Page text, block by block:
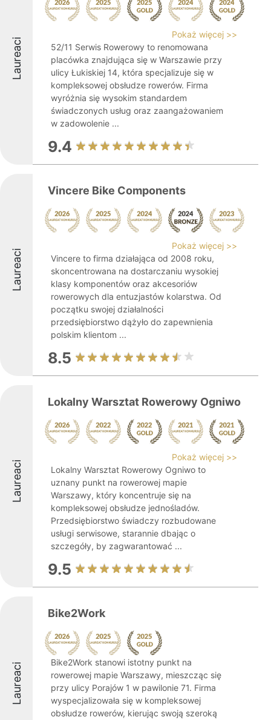
Laureaci
Pokaż więcej >>
52/11 Serwis Rowerowy to renomowana
placówka znajdująca się w Warszawie przy
ulicy Łukiskiej 14, która specjalizuje się w
kompleksowej obsłudze rowerów. Firma
wyróżnia się wysokim standardem
świadczonych usług oraz zaangażowaniem
w zadowolenie ...
9.4
Laureaci
Vincere Bike Components
Pokaż więcej >>
Vincere to firma działająca od 2008 roku,
skoncentrowana na dostarczaniu wysokiej
klasy komponentów oraz akcesoriów
rowerowych dla entuzjastów kolarstwa. Od
początku swojej działalności
przedsiębiorstwo dążyło do zapewnienia
polskim klientom ...
8.5
Laureaci
Lokalny Warsztat Rowerowy Ogniwo
Pokaż więcej >>
Lokalny Warsztat Rowerowy Ogniwo to
uznany punkt na rowerowej mapie
Warszawy, który koncentruje się na
kompleksowej obsłudze jednośladów.
Przedsiębiorstwo świadczy rozbudowane
usługi serwisowe, starannie dbając o
szczegóły, by zagwarantować ...
9.5
Laureaci
Bike2Work
Bike2Work stanowi istotny punkt na
rowerowej mapie Warszawy, mieszcząc się
przy ulicy Porajów 1 w pawilonie 71. Firma
wyspecjalizowała się w kompleksowej
obsłudze rowerów, kierując swoją szeroką